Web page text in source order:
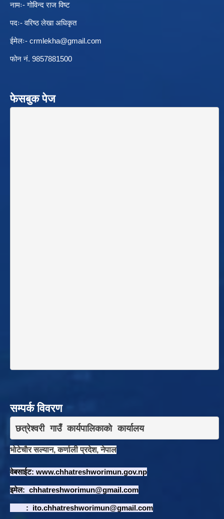
नामः- गोविन्द राज विष्ट
पदः- वरिष्ठ लेखा अधिकृत
ईमेलः- crmlekha@gmail.com
फोन नं. 9857881500
फेसबुक पेज
सम्पर्क विवरण
छत्रेश्वरी गाउँ कार्यपालिकाकाे कार्यालय
भाेटेचाैर सल्यान, कर्णाली प्रदेश, नेपाल
वेबसाईट: www.chhatreshworimun.gov.np
इमेल: chhatreshworimun@gmail.com
: ito.chhatreshworimun@gmail.com